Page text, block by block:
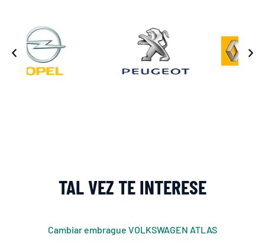
TAL VEZ TE INTERESE
Cambiar embrague VOLKSWAGEN ATLAS